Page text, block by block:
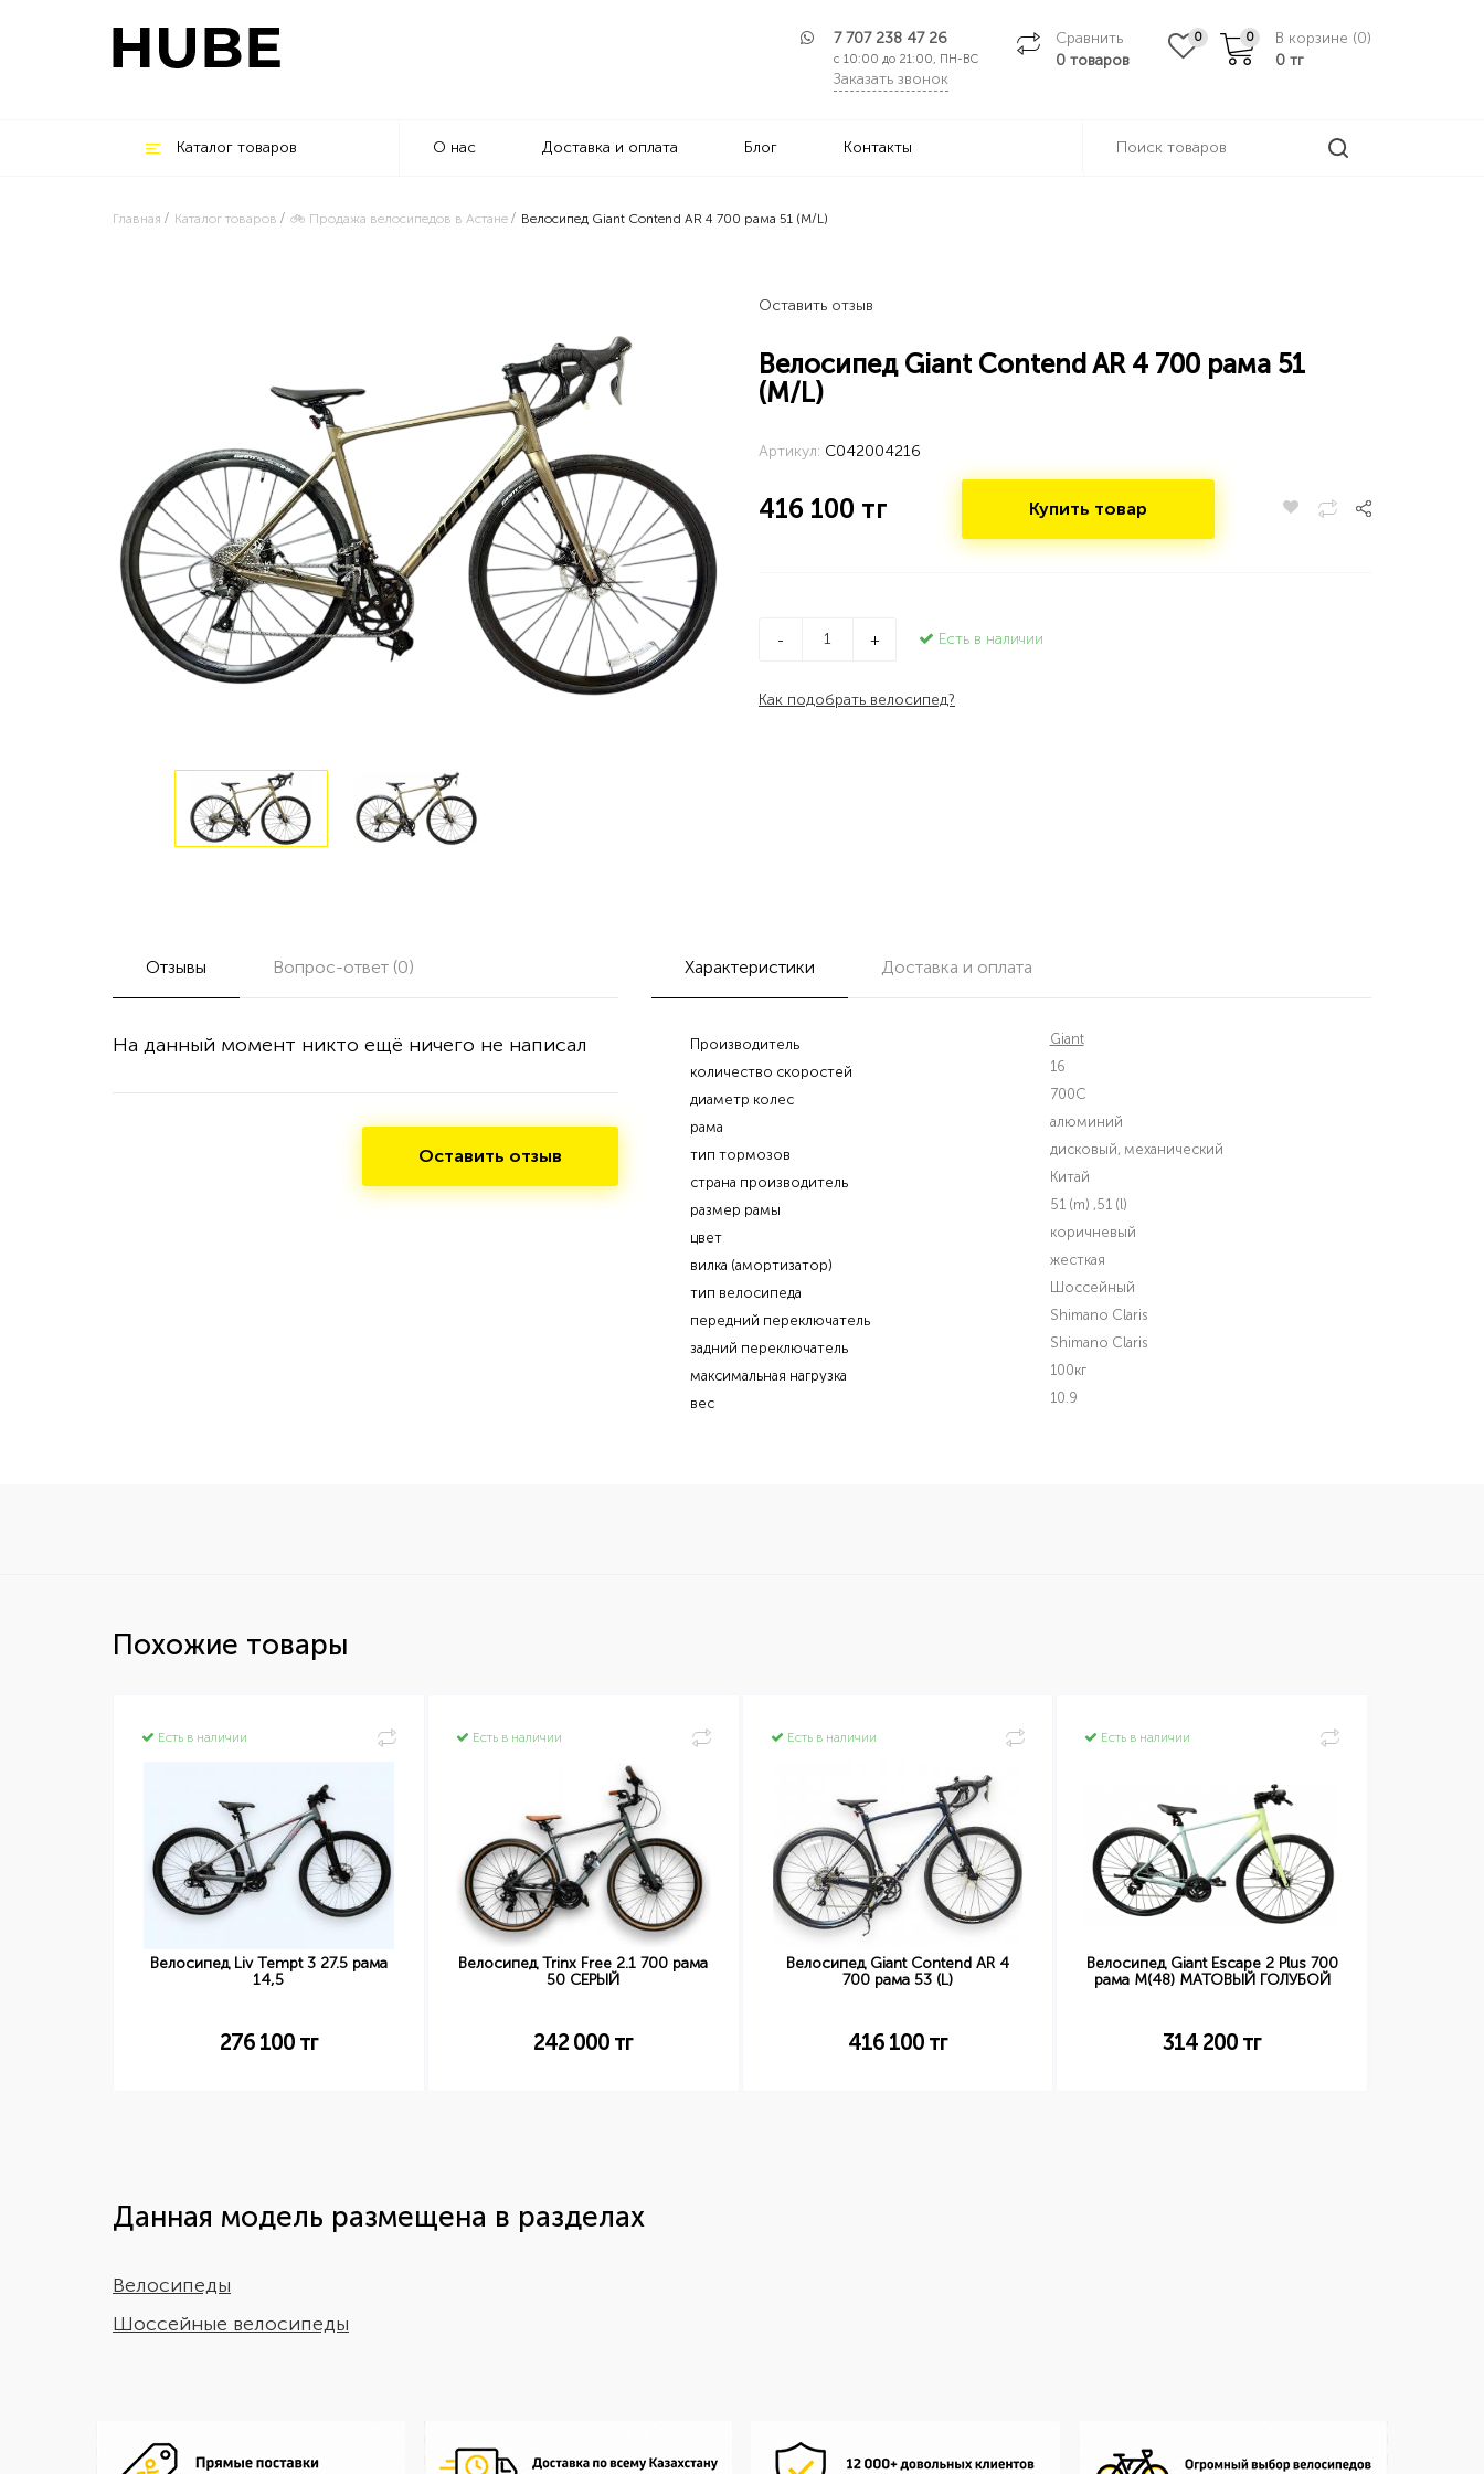
7 707 238 47 26
с 10:00 до 21:00, ПН-ВС
Заказать звонок
Сравнить
0 товаров
0 0 В корзине (0)
0 тг
Каталог товаров О нас Доставка и оплата Блог Контакты
Главная Каталог товаров 🚲 Продажа велосипедов в Астане Велосипед Giant Contend AR 4 700 рама 51 (M/L)
Оставить отзыв
Велосипед Giant Contend AR 4 700 рама 51
(M/L)
Артикул: C042004216
416 100 тг Купить товар
- + Есть в наличии
Как подобрать велосипед?
Отзывы Вопрос-ответ (0)
На данный момент никто ещё ничего не написал
Оставить отзыв
Характеристики Доставка и оплата
Производитель
Giant
количество скоростей
16
диаметр колес
700C
рама
алюминий
тип тормозов
дисковый, механический
страна производитель
Китай
размер рамы
51 (m) ,51 (l)
цвет
коричневый
вилка (амортизатор)
жесткая
тип велосипеда
Шоссейный
передний переключатель
Shimano Claris
задний переключатель
Shimano Claris
максимальная нагрузка
100кг
вес
10.9
Похожие товары
Есть в наличии
Велосипед Liv Tempt 3 27.5 рама
14,5
276 100тг
Есть в наличии
Велосипед Trinx Free 2.1 700 рама
50 СЕРЫЙ
242 000 тг
Есть в наличии
Велосипед Giant Contend AR 4
700 рама 53 (L)
416 100тг
Есть в наличии
Велосипед Giant Escape 2 Plus 700
рама M(48) МАТОВЫЙ ГОЛУБОЙ
314 200 тг
Данная модель размещена в разделах
Велосипеды
Шоссейные велосипеды